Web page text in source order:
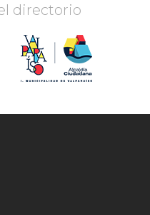
directorio